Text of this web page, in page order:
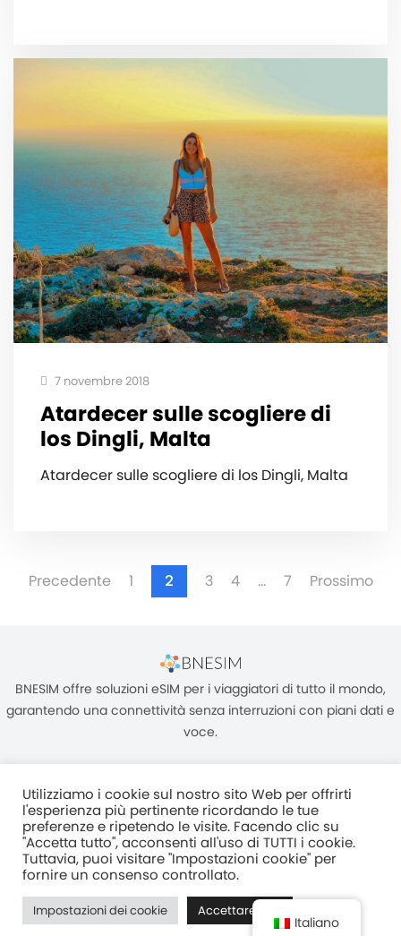
7 novembre 2018
Atardecer sulle scogliere di
los Dingli, Malta
Atardecer sulle scogliere di los Dingli, Malta
Precedente 1 2 3 4 … 7 Prossimo
BNESIM offre soluzioni eSIM per i viaggiatori di tutto il mondo,
garantendo una connettività senza interruzioni con piani dati e
voce.
Unità C, 8/F, King Palace Plaza, NO:55 King Yip Street, Kwun Tong,
Kowloon, HONG KONG
2017–2025 BNESIM LIMITED Tutti i diritti riservati
Normativa Sulla Privacy Termini e condizioni Fair Use Policy
Utilizziamo i cookie sul nostro sito Web per offrirti
l'esperienza più pertinente ricordando le tue
preferenze e ripetendo le visite. Facendo clic su
"Accetta tutto", acconsenti all'uso di TUTTI i cookie.
Tuttavia, puoi visitare "Impostazioni cookie" per
fornire un consenso controllato.
Impostazioni dei cookie Accettare tutti
Italiano